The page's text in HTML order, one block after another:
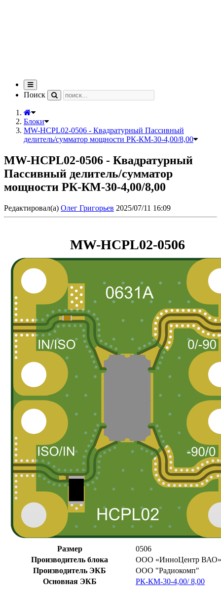
Переключить
навигацию
Поиск
Блоки
MW-HCPL02-0506 - Квадратурный Пассивный
делитель/сумматор мощности РК-КМ-30-4,00/8,00
MW-HCPL02-0506 - Квадратурный
Пассивный делитель/сумматор
мощности РК-КМ-30-4,00/8,00
Редактировал(а) Олег Григорьев 2025/07/11 16:09
MW-HCPL02-0506
Размер
0506
Производитель блока
ООО «ИнноЦентр ВАО»
Производитель ЭКБ
ООО "Радиокомп"
Основная ЭКБ
РК-КМ-30-4,00/ 8,00